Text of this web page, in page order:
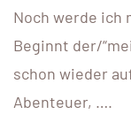
Noch werde ich
Beginnt der/
schon wieder
Abenteuer, ….